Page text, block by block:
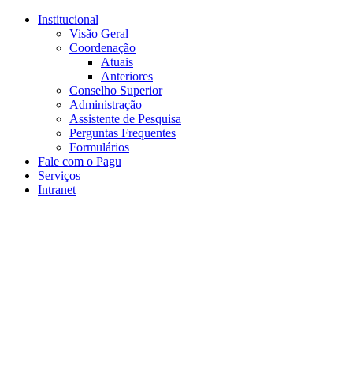
Conteúdo principal
Institucional
Visão Geral
Coordenação
Atuais
Anteriores
Conselho Superior
Administração
Assistente de Pesquisa
Perguntas Frequentes
Formulários
Fale com o Pagu
Serviços
Intranet